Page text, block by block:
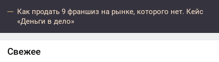
Как продать 9 франшиз на рынке, которого нет. Кейс
«Деньги в дело»
Свежее